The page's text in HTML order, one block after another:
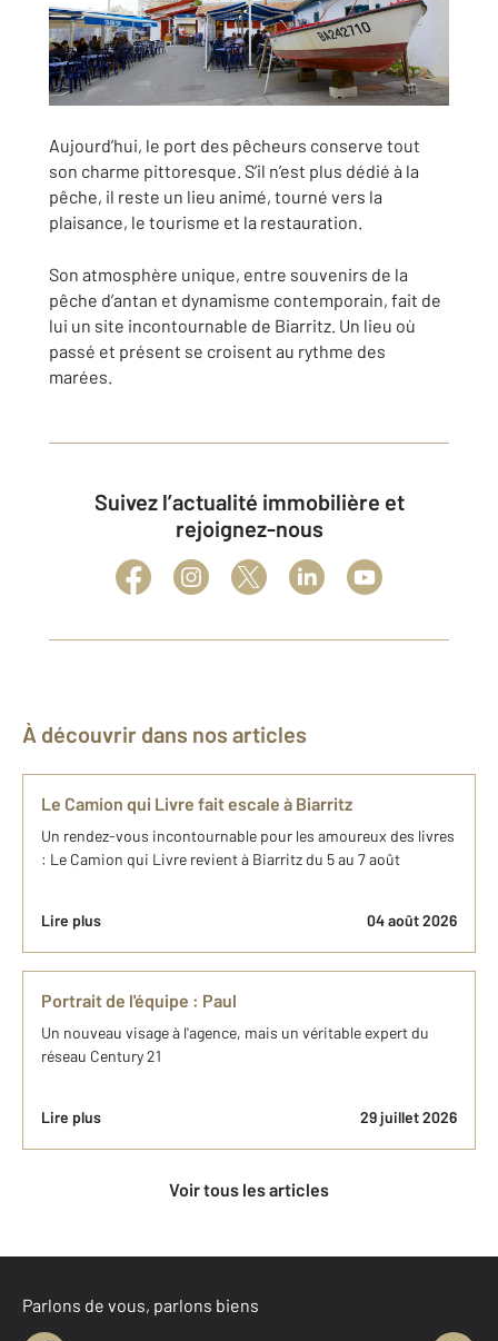
Aujourd’hui, le port des pêcheurs conserve tout
son charme pittoresque. S’il n’est plus dédié à la
pêche, il reste un lieu animé, tourné vers la
plaisance, le tourisme et la restauration.
Son atmosphère unique, entre souvenirs de la
pêche d’antan et dynamisme contemporain, fait de
lui un site incontournable de Biarritz. Un lieu où
passé et présent se croisent au rythme des
marées.
Suivez l’actualité immobilière et
rejoignez-nous
À découvrir dans nos articles
Le Camion qui Livre fait escale à Biarritz
Un rendez-vous incontournable pour les amoureux des livres
: Le Camion qui Livre revient à Biarritz du 5 au 7 août
Lire plus 04 août 2026
Portrait de l'équipe : Paul
Un nouveau visage à l'agence, mais un véritable expert du
réseau Century 21
Lire plus 29 juillet 2026
Voir tous les articles
Parlons de vous, parlons biens